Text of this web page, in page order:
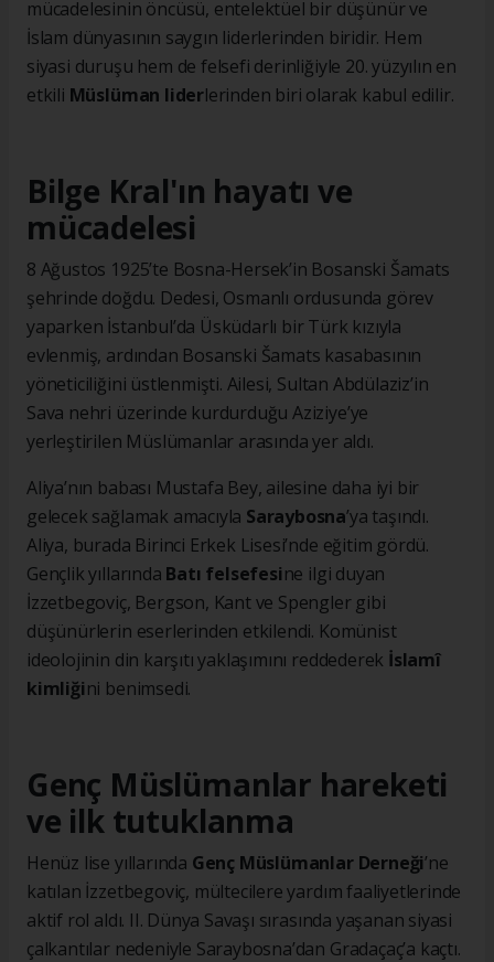
mücadelesinin öncüsü, entelektüel bir düşünür ve
İslam dünyasının saygın liderlerinden biridir. Hem
siyasi duruşu hem de felsefi derinliğiyle 20. yüzyılın en
etkili Müslüman liderlerinden biri olarak kabul edilir.
Bilge Kral'ın hayatı ve
mücadelesi
8 Ağustos 1925’te Bosna-Hersek’in Bosanski Šamats
şehrinde doğdu. Dedesi, Osmanlı ordusunda görev
yaparken İstanbul’da Üsküdarlı bir Türk kızıyla
evlenmiş, ardından Bosanski Šamats kasabasının
yöneticiliğini üstlenmişti. Ailesi, Sultan Abdülaziz’in
Sava nehri üzerinde kurdurduğu Aziziye’ye
yerleştirilen Müslümanlar arasında yer aldı.
Aliya’nın babası Mustafa Bey, ailesine daha iyi bir
gelecek sağlamak amacıyla Saraybosna’ya taşındı.
Aliya, burada Birinci Erkek Lisesi’nde eğitim gördü.
Gençlik yıllarında Batı felsefesine ilgi duyan
İzzetbegoviç, Bergson, Kant ve Spengler gibi
düşünürlerin eserlerinden etkilendi. Komünist
ideolojinin din karşıtı yaklaşımını reddederek İslamî
kimliğini benimsedi.
Genç Müslümanlar hareketi
ve ilk tutuklanma
Henüz lise yıllarında Genç Müslümanlar Derneği’ne
katılan İzzetbegoviç, mültecilere yardım faaliyetlerinde
aktif rol aldı. II. Dünya Savaşı sırasında yaşanan siyasi
çalkantılar nedeniyle Saraybosna’dan Gradaçaç’a kaçtı.